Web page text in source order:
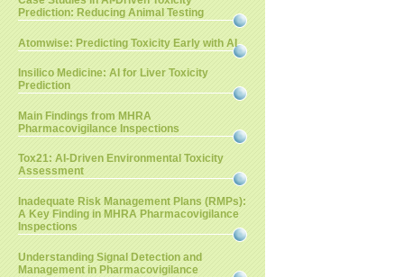
Prediction: Reducing Animal Testing
Atomwise: Predicting Toxicity Early with AI
Insilico Medicine: AI for Liver Toxicity
Prediction
Main Findings from MHRA
Pharmacovigilance Inspections
Tox21: AI-Driven Environmental Toxicity
Assessment
Inadequate Risk Management Plans (RMPs):
A Key Finding in MHRA Pharmacovigilance
Inspections
Understanding Signal Detection and
Management in Pharmacovigilance